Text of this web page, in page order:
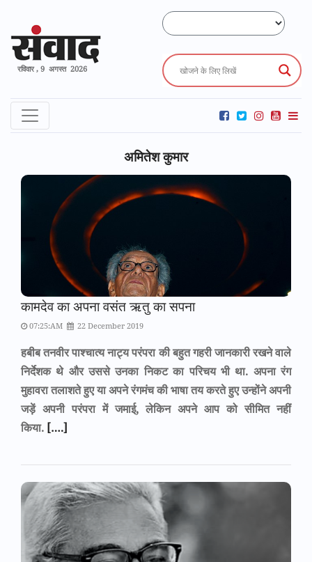
रविवार , 9 अगस्त 2026
अमितेश कुमार
कामदेव का अपना वसंत ऋतु का सपना
07:25:AM 22 December 2019
हबीब तनवीर पाश्चात्य नाट्य परंपरा की बहुत गहरी जानकारी रखने वाले
निर्देशक थे और उससे उनका निकट का परिचय भी था. अपना रंग
मुहावरा तलाशते हुए या अपने रंगमंच की भाषा तय करते हुए उन्होंने अपनी
जड़ें अपनी परंपरा में जमाई, लेकिन अपने आप को सीमित नहीं
किया. [….]